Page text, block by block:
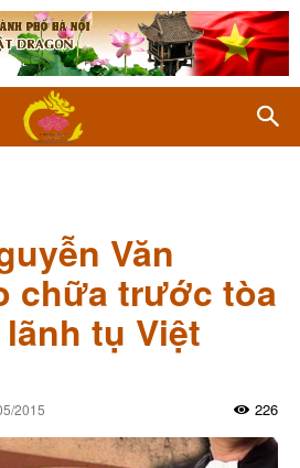
Văn
chữa trước tòa
tụ Việt
2015 226